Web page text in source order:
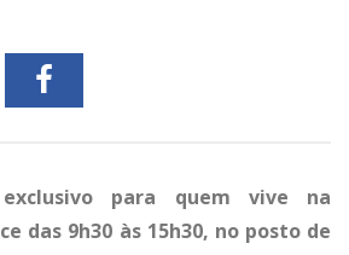
para quem vive na
das 9h30 às 15h30, no posto de